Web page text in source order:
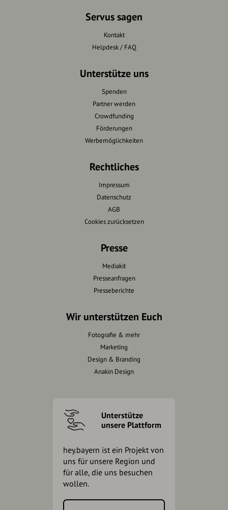
Servus sagen
Kontakt
Helpdesk / FAQ
Unterstütze uns
Spenden
Partner werden
Crowdfunding
Förderungen
Werbemöglichkeiten
Rechtliches
Impressum
Datenschutz
AGB
Cookies zurücksetzen
Presse
Mediakit
Presseanfragen
Presseberichte
Wir unterstützen Euch
Fotografie & mehr
Marketing
Design & Branding
Anakin Design
Unterstütze
unsere Plattform
hey.bayern ist ein Projekt von
uns für unsere Region und
für alle, die uns besuchen
wollen.